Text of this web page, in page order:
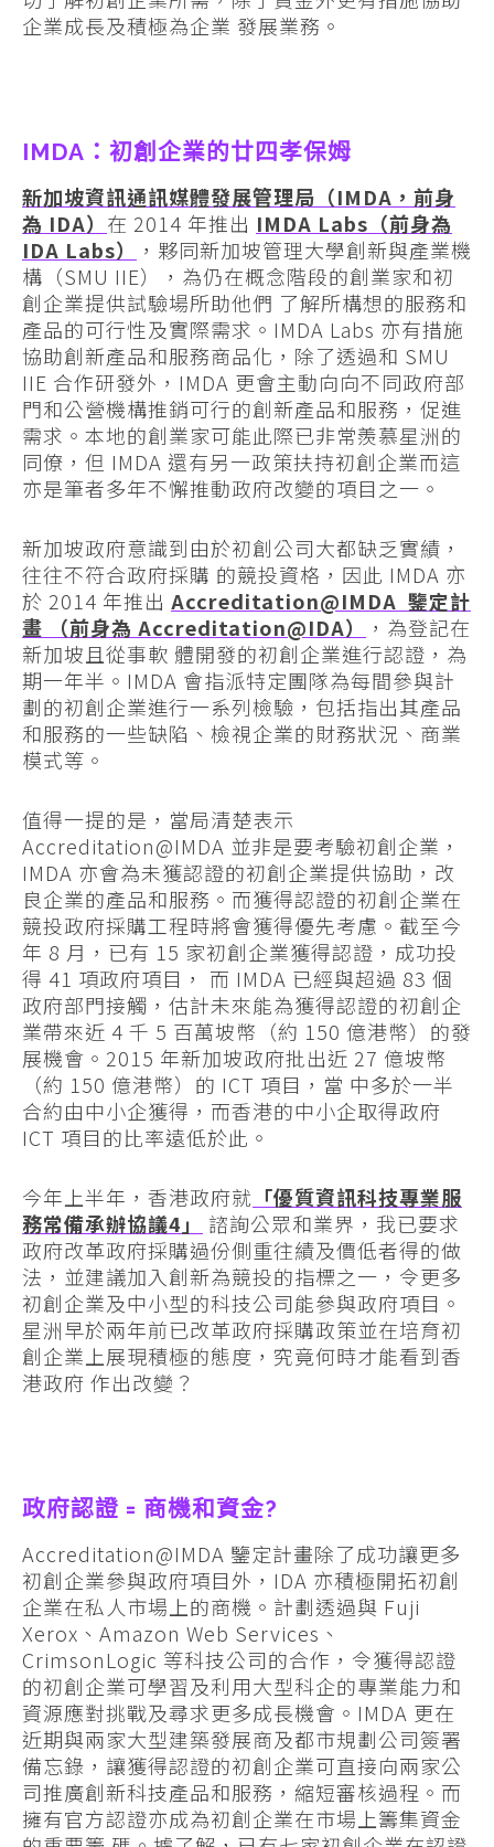
企業成長及積極為企業 發展業務。
IMDA：初創企業的廿四孝保姆
新加坡資訊通訊媒體發展管理局（IMDA，前身
為 IDA） 在 2014 年推出 IMDA Labs（前身為
IDA Labs）
，夥同新加坡管理大學創新與產業機
構（SMU IIE），為仍在概念階段的創業家和初
創企業提供試驗場所助他們 了解所構想的服務和
產品的可行性及實際需求。IMDA Labs 亦有措施
協助創新產品和服務商品化，除了透過和 SMU
IIE 合作研發外，IMDA 更會主動向向不同政府部
門和公營機構推銷可行的創新產品和服務，促進
需求。本地的創業家可能此際已非常羨慕星洲的
同僚，但 IMDA 還有另一政策扶持初創企業而這
亦是筆者多年不懈推動政府改變的項目之一。
新加坡政府意識到由於初創公司大都缺乏實績，
往往不符合政府採購 的競投資格，因此 IMDA 亦
於 2014 年推出 Accreditation@IMDA 鑒定計
畫 （前身為 Accreditation@IDA）
，為登記在
新加坡且從事軟 體開發的初創企業進行認證，為
期一年半。IMDA 會指派特定團隊為每間參與計
劃的初創企業進行一系列檢驗，包括指出其產品
和服務的一些缺陷、檢視企業的財務狀況、商業
模式等。
值得一提的是，當局清楚表示
Accreditation@IMDA 並非是要考驗初創企業，
IMDA 亦會為未獲認證的初創企業提供協助，改
良企業的產品和服務。而獲得認證的初創企業在
競投政府採購工程時將會獲得優先考慮。截至今
年 8 月，已有 15 家初創企業獲得認證，成功投
得 41 項政府項目， 而 IMDA 已經與超過 83 個
政府部門接觸，估計未來能為獲得認證的初創企
業帶來近 4 千 5 百萬坡幣（約 150 億港幣）的發
展機會。2015 年新加坡政府批出近 27 億坡幣
（約 150 億港幣）的 ICT 項目，當 中多於一半
合約由中小企獲得，而香港的中小企取得政府
ICT 項目的比率遠低於此。
今年上半年，香港政府就 「優質資訊科技專業服
務常備承辦協議4」
諮詢公眾和業界，我已要求
政府改革政府採購過份側重往績及價低者得的做
法，並建議加入創新為競投的指標之一，令更多
初創企業及中小型的科技公司能參與政府項目。
星洲早於兩年前已改革政府採購政策並在培育初
創企業上展現積極的態度，究竟何時才能看到香
港政府 作出改變？
政府認證 = 商機和資金?
Accreditation@IMDA 鑒定計畫除了成功讓更多
初創企業參與政府項目外，IDA 亦積極開拓初創
企業在私人市場上的商機。計劃透過與 Fuji
Xerox、Amazon Web Services、
CrimsonLogic 等科技公司的合作，令獲得認證
的初創企業可學習及利用大型科企的專業能力和
資源應對挑戰及尋求更多成長機會。IMDA 更在
近期與兩家大型建築發展商及都市規劃公司簽署
備忘錄，讓獲得認證的初創企業可直接向兩家公
司推廣創新科技產品和服務，縮短審核過程。而
擁有官方認證亦成為初創企業在市場上籌集資金